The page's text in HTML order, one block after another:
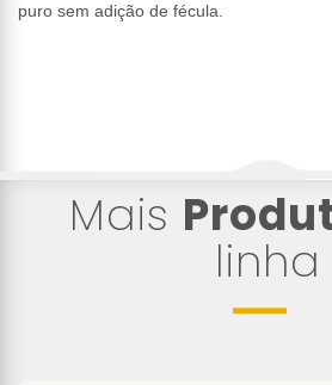
puro sem adição de fécula.
Mais
linha